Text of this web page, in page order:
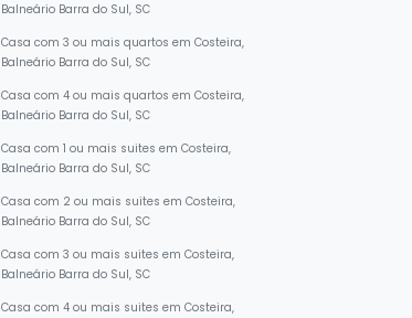
Balneário Barra do Sul, SC
Casa com 3 ou mais quartos em Costeira,
Balneário Barra do Sul, SC
Casa com 4 ou mais quartos em Costeira,
Balneário Barra do Sul, SC
Casa com 1 ou mais suites em Costeira,
Balneário Barra do Sul, SC
Casa com 2 ou mais suites em Costeira,
Balneário Barra do Sul, SC
Casa com 3 ou mais suites em Costeira,
Balneário Barra do Sul, SC
Casa com 4 ou mais suites em Costeira,